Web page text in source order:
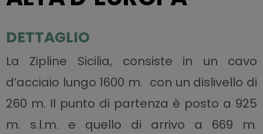
DETTAGLIO
La Zipline Sicilia, consiste in un cavo
d’acciaio lungo 1600 m. con un dislivello di
260 m. Il punto di partenza è posto a 925
m. s.l.m. e quello di arrivo a 669 m.